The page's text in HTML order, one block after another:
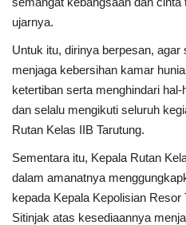
Ekonomi
Olahraga
Hukum
Nasional
Otomotif
Umum
ujarnya.
Untuk itu, dirinya berpesan, agar
menjaga kebersihan kamar
ketertiban serta menghindari
dan selalu mengikuti seluruh
Rutan Kelas IIB Tarutung.
Sementara itu, Kepala Rutan
dalam amanatnya
kepada Kepala Kepolisian Resor
Sitinjak atas kesediaannya